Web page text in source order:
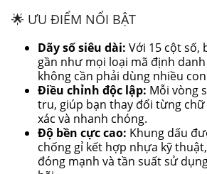
🌟 ƯU ĐIỂM NỔI BẬT
Dãy số siêu dài: Với 15 cột số,
gần như mọi loại mã định
không cần phải dùng nhiều
Điều chỉnh độc lập: Mỗi vòng
tru, giúp bạn thay đổi từng
xác và nhanh chóng.
Độ bền cực cao: Khung dấu
chống gỉ kết hợp nhựa kỹ
đóng mạnh và tần suất sử